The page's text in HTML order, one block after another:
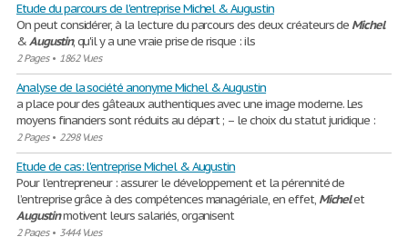
Etude du parcours de l'entreprise Michel & Augustin
On peut considérer, à la lecture du parcours des deux créateurs de Michel
&Augustin, qu'il y a une vraie prise de risque : ils
2 Pages• 1862 Vues
Analyse de la société anonyme Michel & Augustin
a place pour des gâteaux authentiques avec une image moderne. Les
moyens financiers sont réduits au départ ; – le choix du statut juridique :
2 Pages• 2298 Vues
Etude de cas: l'entreprise Michel & Augustin
Pour l’entrepreneur : assurer le développement et la pérennité de
l’entreprise grâce à des compétences managériale, en effet, Michelet
Augustinmotivent leurs salariés, organisent
2 Pages• 3444 Vues